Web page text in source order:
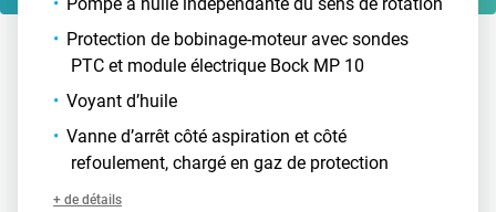
Protection de bobinage-moteur avec sondes
PTC et module électrique Bock MP 10
Voyant d’huile
Vanne d’arrêt côté aspiration et côté
refoulement, chargé en gaz de protection
+ de détails